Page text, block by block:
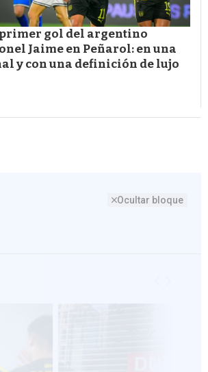
gol del argentino
Jaime en Peñarol: en una
y con una definición de lujo
Ocultar bloque